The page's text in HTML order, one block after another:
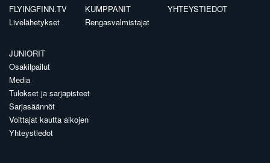
FLYINGFINN.TV
Livelähetykset
KUMPPANIT
Rengasvalmistajat
YHTEYSTIEDOT
JUNIORIT
Osakilpailut
Media
Tulokset ja sarjapisteet
Sarjasäännöt
Voittajat kautta aikojen
Yhteystiedot